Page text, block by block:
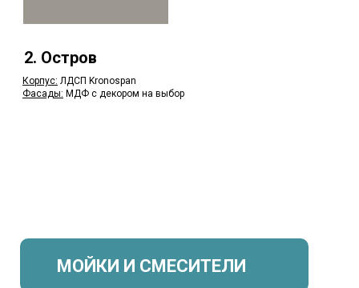
Корпус: ЛДСП Kronospan
Фасады: МДФ с декором на выбор
2. Остров
МОЙКИ И СМЕСИТЕЛИ